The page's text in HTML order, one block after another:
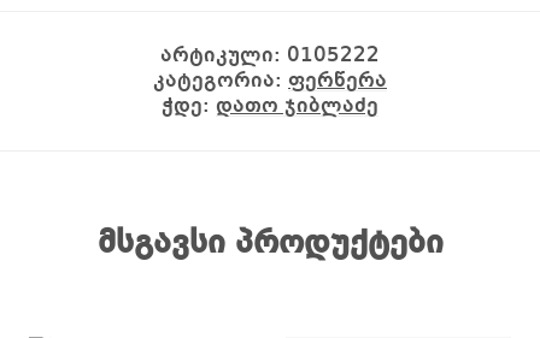
არტიკული: 0105222
კატეგორია: ფერწერა
ჭდე: დათო ჯიბლაძე
მსგავსი პროდუქტები